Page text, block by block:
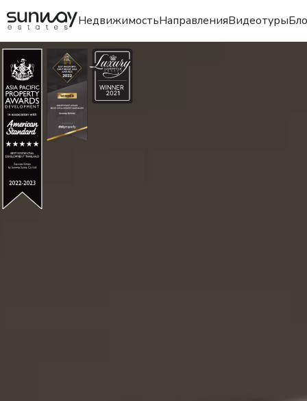
НедвижимостьНаправленияВидеотуры